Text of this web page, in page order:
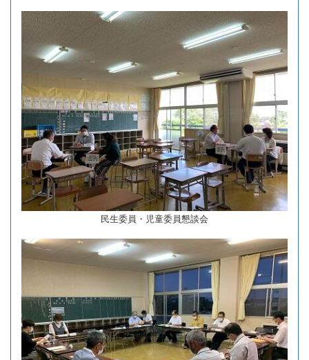
民生委員・児童委員懇談会